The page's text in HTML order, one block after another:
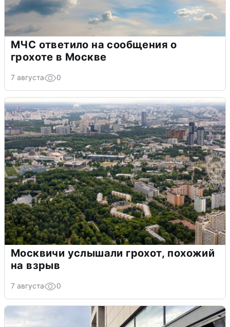
МЧС ответило на сообщения о
грохоте в Москве
7 августа 0
Москвичи услышали грохот, похожий
на взрыв
7 августа 0